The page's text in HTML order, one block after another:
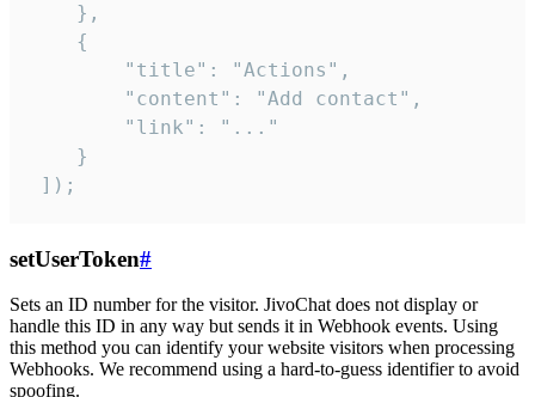
    },
    {
        "title": "Actions",
        "content": "Add contact",
        "link": "..."
    }
]);
setUserToken#
Sets an ID number for the visitor. JivoChat does not display or
handle this ID in any way but sends it in Webhook events. Using
this method you can identify your website visitors when processing
Webhooks. We recommend using a hard-to-guess identifier to avoid
spoofing.